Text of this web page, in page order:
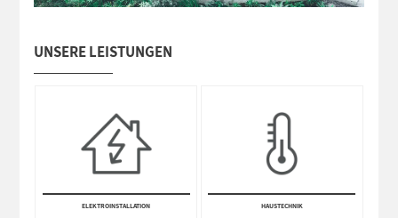
UNSERE LEISTUNGEN
ELEKTRO­INSTALLA­TION HAUSTECHNIK